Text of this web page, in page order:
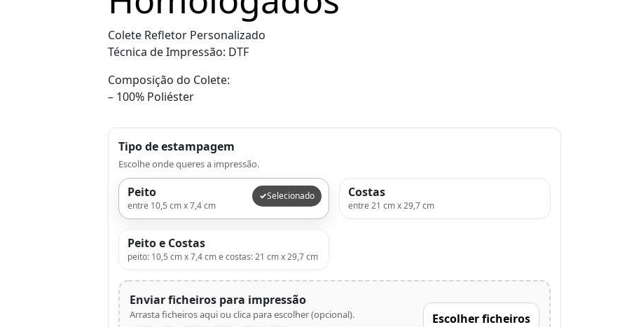
Colete Refletor Personalizado
Técnica de Impressão: DTF
Composição do Colete:
– 100% Poliéster
Tipo de estampagem
Escolhe onde queres a impressão.
Selecionado
Peito
entre 10,5 cm x 7,4 cm
Costas
entre 21 cm x 29,7 cm
Peito e Costas
peito: 10,5 cm x 7,4 cm e costas: 21 cm x 29,7 cm
Enviar ficheiros para impressão
Arrasta ficheiros aqui ou clica para escolher (opcional). Escolher ficheiros